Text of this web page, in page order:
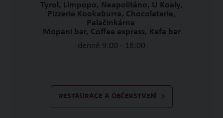
Tyrol, Limpopo, Neapolitáno, U Koaly,
Pizzerie Kookaburra, Chocolaterie,
Palačinkárna
Mopani bar, Coffee express, Kefa bar
denně 9:00 - 18:00
RESTAURACE A OBČERSTVENÍ